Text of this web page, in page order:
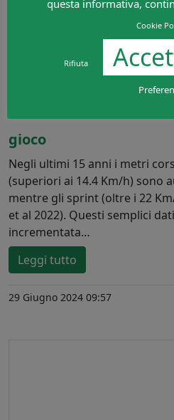
gioco
Negli ultimi 15 anni i metri
(superiori ai 14.4 Km/h) sono
mentre gli sprint (oltre i 22
et al 2022). Questi semplici
incrementata…
Leggi tutto
29 Giugno 2024 09:57
questa informativa,
Cookie
Rifiuta